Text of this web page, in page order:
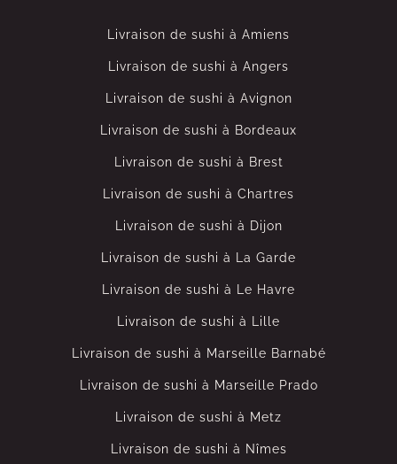
Livraison de sushi à Amiens
Livraison de sushi à Angers
Livraison de sushi à Avignon
Livraison de sushi à Bordeaux
Livraison de sushi à Brest
Livraison de sushi à Chartres
Livraison de sushi à Dijon
Livraison de sushi à La Garde
Livraison de sushi à Le Havre
Livraison de sushi à Lille
Livraison de sushi à Marseille Barnabé
Livraison de sushi à Marseille Prado
Livraison de sushi à Metz
Livraison de sushi à Nîmes